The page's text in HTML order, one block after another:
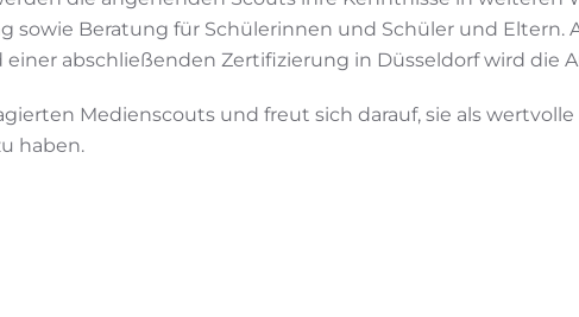
sowie Beratung für Schülerinnen und Schüler und
abschließenden Zertifizierung in Düsseldorf wird die
Medienscouts und freut sich darauf, sie als
haben.